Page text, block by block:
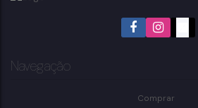
Navegação
Comprar